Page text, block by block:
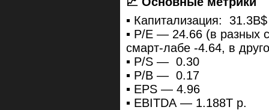
▪️ Капитализация: 31.3B$
▪️ P/E — 24.66 (в разных
смарт-лабе -4.64, в
▪️ P/S — 0.30
▪️ P/B — 0.17
▪️ EPS — 4.96
▪️ EBITDA — 1.188T р.